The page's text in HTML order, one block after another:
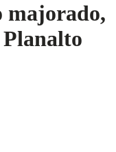
majorado,